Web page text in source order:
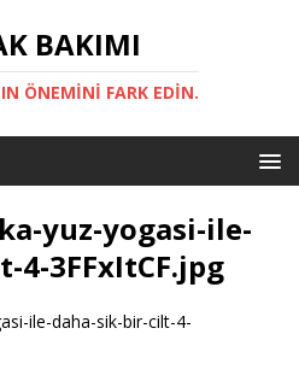
BAKIMI
ÖNEMINI FARK EDIN.
yuz-yogasi-ile-
3FFxItCF.jpg